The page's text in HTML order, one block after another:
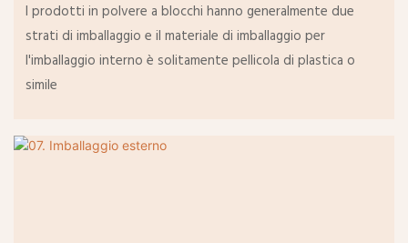
I prodotti in polvere a blocchi hanno generalmente due
strati di imballaggio e il materiale di imballaggio per
l'imballaggio interno è solitamente pellicola di plastica o
simile